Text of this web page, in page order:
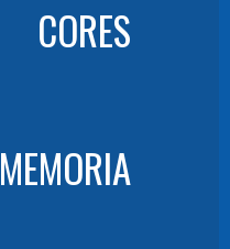
CORES
MEMORIA